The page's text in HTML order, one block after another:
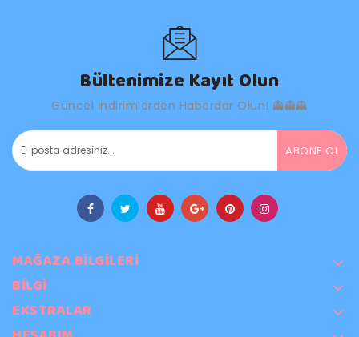
Bültenimize Kayıt Olun
Güncel İndirimlerden Haberdar Olun! 👻👻👻
ABONE OL
MAĞAZA BILGILERI
BILGI
EKSTRALAR